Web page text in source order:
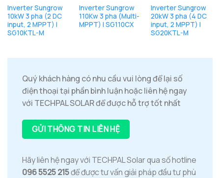
Inverter Sungrow
10kW 3 pha (2 DC
input, 2 MPPT) |
SG10KTL-M
Inverter Sungrow
110Kw 3 pha (Multi-
MPPT) | SG110CX
Inverter Sungrow
20kW 3 pha (4 DC
input, 2 MPPT) |
SG20KTL-M
Quý khách hàng có nhu cầu vui lòng để lại số
điện thoại tại phần bình luận hoặc liên hệ ngay
với TECHPAL SOLAR để được hỗ trợ tốt nhất
GỬI THÔNG TIN LIÊN HỆ
Hãy liên hệ ngay với TECHPAL Solar qua số hotline
096 5525 215để được tư vấn giải pháp đầu tư phù